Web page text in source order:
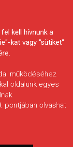
kell hívnunk a
kat vagy "sütiket"
működéséhez
oldalunk egyes
pontjában olvashat